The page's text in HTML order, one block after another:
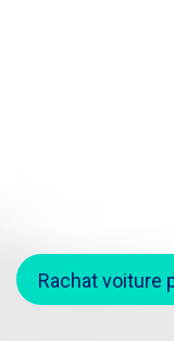
Rachat voiture